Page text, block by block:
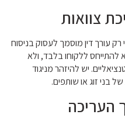
צוואות
כי רק עורך דין מוסמך לעסוק בניסוח
להתייחס ללקוחו בלבד, ולא
יש להיזהר מניגוד
בני זוג או שותפים.
העריכה